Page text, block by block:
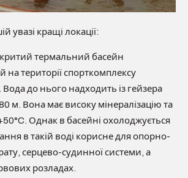
увазі кращі локації:
термальний басейн
на території спорткомплексу
Вода до нього надходить із гейзера
м. Вона має високу мінералізацію та
Однак в басейні охолоджується
в такій воді корисне для опорно-
серцево-судинної системи, а
розладах.